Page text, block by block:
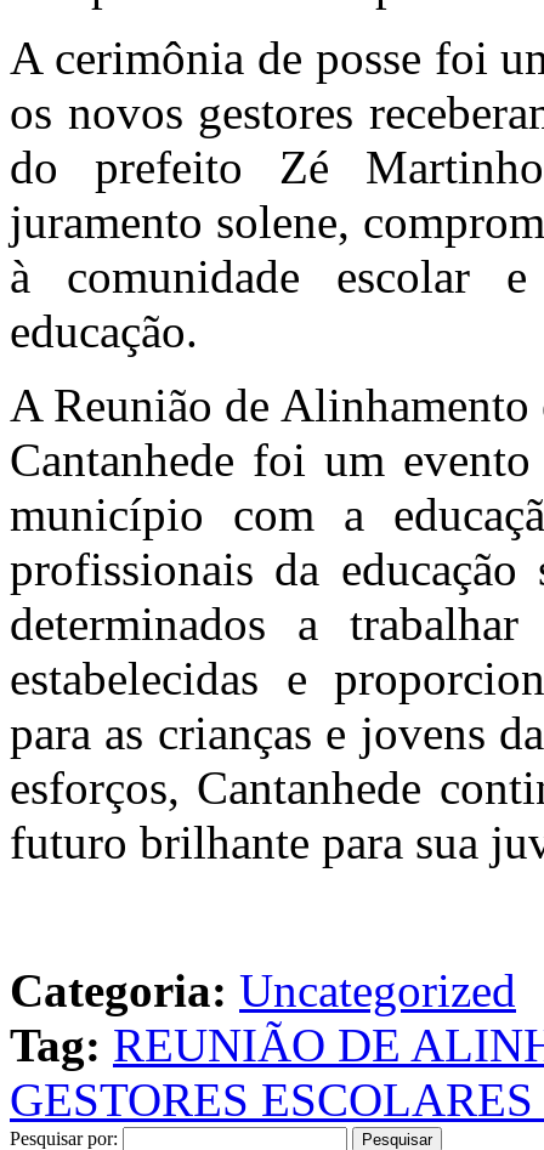
A cerimônia de posse foi
os novos gestores
do prefeito Zé
juramento solene,
à comunidade escolar
educação.
A Reunião de Alinhamento
Cantanhede foi um
município com a
profissionais da
determinados a
estabelecidas e
para as crianças e jovens
esforços, Cantanhede
futuro brilhante para sua
Categoria: Uncategorized
Tag: REUNIÃO DE
GESTORES
Pesquisar por: